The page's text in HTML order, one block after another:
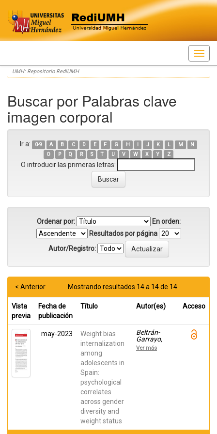
Skip
navigation
UMH: Repositorio RediUMH
Buscar por Palabras clave
imagen corporal
Ir a: 0-9 A B C D E F G H I J K L M
N
O
P Q R S T U V W X Y Z
O introducir las primeras letras:
Ordenar por:
En orden:
Resultados por página
Autor/Registro:
Mostrando resultados 14 a 14 de 14
< Anterior
Vista
previa
Fecha de
publicación
Título Autor(es) Acceso
may-2023
Weight bias
internalization
among
adolescents in
Spain:
psychological
correlates
across gender
diversity and
weight status
Beltrán-
Garrayo,
Lucía;
Rodríguez-
Ver más